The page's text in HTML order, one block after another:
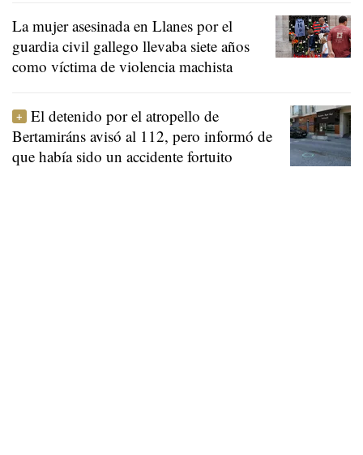
La mujer asesinada en Llanes por el
guardia civil gallego llevaba siete años
como víctima de violencia machista
El detenido por el atropello de
Bertamiráns avisó al 112, pero informó de
que había sido un accidente fortuito